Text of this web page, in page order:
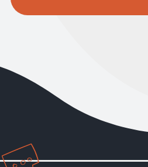
Přidáno do